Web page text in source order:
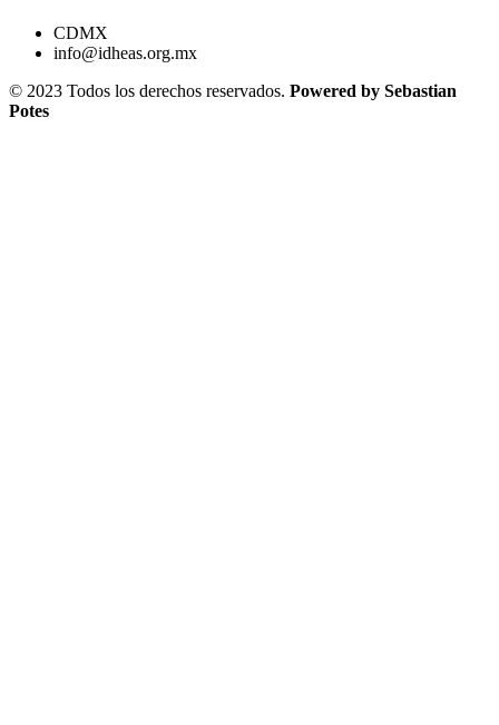
CDMX
info@idheas.org.mx
© 2023 Todos los derechos reservados. Powered by Sebastian
Potes